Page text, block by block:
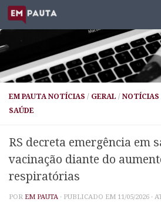
Skip to content
EM PAUTA NOTÍCIAS / GERAL / NOTÍCIAS
SAÚDE
RS decreta emergência em
vacinação diante do
respiratórias
POR EM PAUTA · PUBLICADO EM 11/05/2026 ·